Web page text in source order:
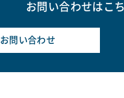
お問い合わせはこ
お問い合わせ